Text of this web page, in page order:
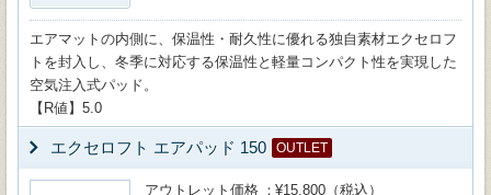
エアマットの内側に、保温性・耐久性に優れる独自素材エクセロフ
トを封入し、冬季に対応する保温性と軽量コンパクト性を実現した
空気注入式パッド。
【R値】5.0
エクセロフト エアパッド 150 OUTLET
アウトレット価格
¥15,800（税込）